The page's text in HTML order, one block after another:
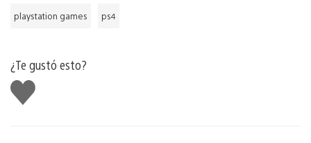
playstation games ps4
¿Te gustó esto?
Me
gusta